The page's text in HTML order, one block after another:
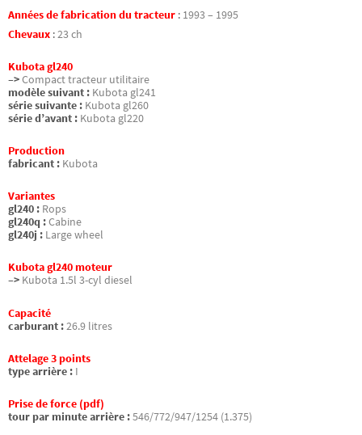
Années de fabrication du tracteur : 1993 – 1995
Chevaux :23 ch
Kubota gl240
–>Compact tracteur utilitaire
modèle suivant : Kubota gl241
série suivante : Kubota gl260
série d’avant : Kubota gl220
Production
fabricant : Kubota
Variantes
gl240 : Rops
gl240q :Cabine
gl240j : Large wheel
Kubota gl240 moteur
–> Kubota 1.5l 3-cyl diesel
Capacité
carburant :26.9 litres
Attelage 3 points
type arrière : I
Prise de force (pdf)
tour par minute arrière :546/772/947/1254 (1.375)